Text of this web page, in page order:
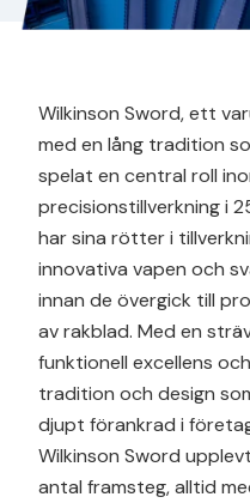
Wilkinson Sword, ett
med en lång tradition
spelat en central roll
precisionstillverkning i
har sina rötter i
innovativa vapen och
innan de övergick till
av rakblad. Med en
funktionell excellens
tradition och design
djupt förankrad i
Wilkinson Sword
antal framsteg, alltid